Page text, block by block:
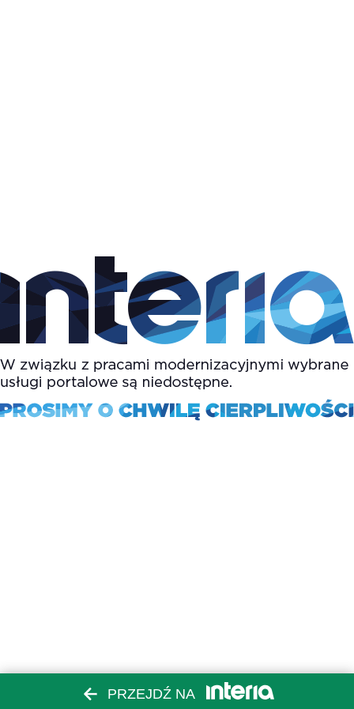
PRZEJDŹ NA